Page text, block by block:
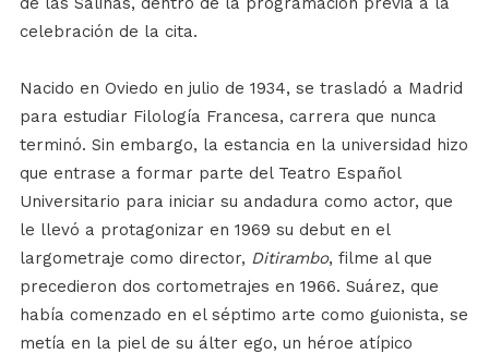
celebración de la cita.
Nacido en Oviedo en julio de 1934, se trasladó a Madrid
para estudiar Filología Francesa, carrera que nunca
terminó. Sin embargo, la estancia en la universidad hizo
que entrase a formar parte del Teatro Español
Universitario para iniciar su andadura como actor, que
le llevó a protagonizar en 1969 su debut en el
largometraje como director, Ditirambo, filme al que
precedieron dos cortometrajes en 1966. Suárez, que
había comenzado en el séptimo arte como guionista, se
metía en la piel de su álter ego, un héroe atípico